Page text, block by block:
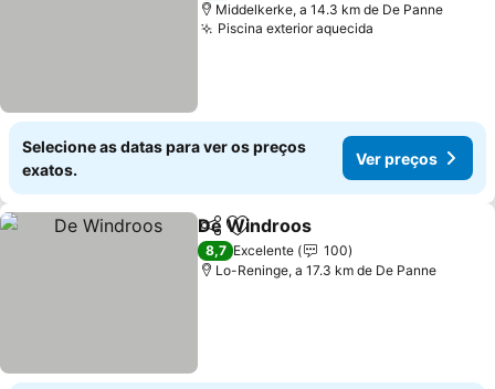
Middelkerke, a 14.3 km de De Panne
Piscina exterior aquecida
Selecione as datas para ver os preços
exatos.
Ver preços
PartilharAdicionar aos favoritos
De Windroos
8,7 Excelente
100
Lo-Reninge, a 17.3 km de De Panne